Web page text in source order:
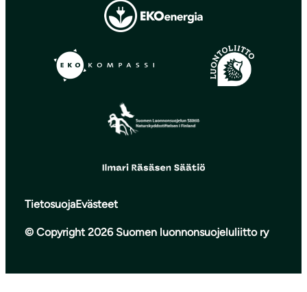
TietosuojaEvästeet
© Copyright 2026 Suomen luonnonsuojeluliitto ry